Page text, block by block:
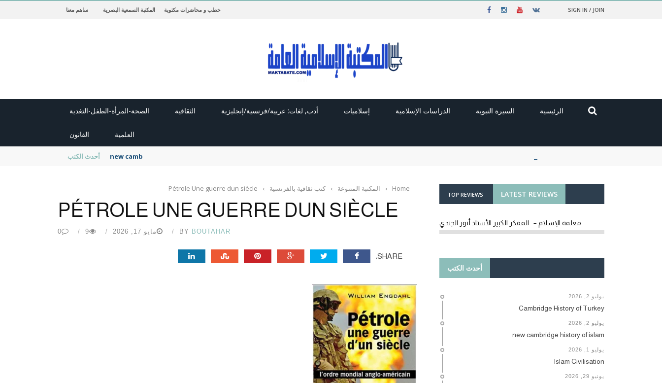
SIGN IN / JOIN خطب و محاضرات مكتوبة المكتبة السمعية البصرية ساهم معنا
الرئيسية السيرة النبوية الدراسات الإسلامية إسلاميات أدب, لغات: عربية/فرنسية/إنجليزية الثقافية الصحة-المرأة-الطفل-التغدية
العلمية القانون
أحدث الكتب new cambridge history of islam
Home
› المكتبة المتنوعة › كتب ثقافية بالفرنسية ›
Pétrole Une guerre dun siècle
PÉTROLE UNE GUERRE DUN SIÈCLE
BY BOUTAHAR مايو 17, 2026 9
0
SHARE:
LATEST REVIEWS
TOP REVIEWS
معلمة الإسلام – المفكر الكبير الأستاذ أنور الجندي
أحدث الكتب
يوليو 2, 2026
Cambridge History of Turkey
يوليو 2, 2026
new cambridge history of islam
يوليو 1, 2026
Islam Civilisation
يونيو 29, 2026